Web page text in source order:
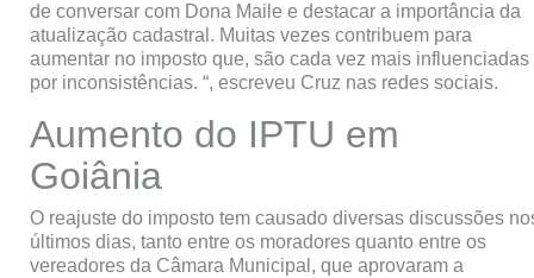
de conversar com Dona Maile e destacar a importância da
atualização cadastral. Muitas vezes contribuem para
aumentar no imposto que, são cada vez mais influenciadas
por inconsistências. “, escreveu Cruz nas redes sociais.
Aumento do IPTU em
Goiânia
O reajuste do imposto tem causado diversas discussões
últimos dias, tanto entre os moradores quanto entre os
vereadores da Câmara Municipal, que aprovaram a